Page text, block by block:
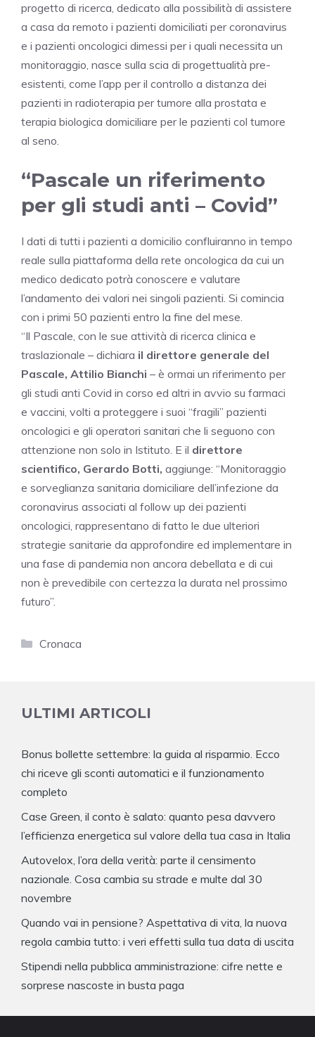
progetto di ricerca, dedicato alla possibilità di assistere
a casa da remoto i pazienti domiciliati per coronavirus
e i pazienti oncologici dimessi per i quali necessita un
monitoraggio, nasce sulla scia di progettualità pre-
esistenti, come l’app per il controllo a distanza dei
pazienti in radioterapia per tumore alla prostata e
terapia biologica domiciliare per le pazienti col tumore
al seno.
“Pascale un riferimento
per gli studi anti – Covid”
I dati di tutti i pazienti a domicilio confluiranno in tempo
reale sulla piattaforma della rete oncologica da cui un
medico dedicato potrà conoscere e valutare
l’andamento dei valori nei singoli pazienti. Si comincia
con i primi 50 pazienti entro la fine del mese.
“Il Pascale, con le sue attività di ricerca clinica e
traslazionale – dichiara il direttore generale del
Pascale, Attilio Bianchi – è ormai un riferimento per
gli studi anti Covid in corso ed altri in avvio su farmaci
e vaccini, volti a proteggere i suoi “fragili” pazienti
oncologici e gli operatori sanitari che li seguono con
attenzione non solo in Istituto. E il direttore
scientifico, Gerardo Botti, aggiunge: “Monitoraggio
e sorveglianza sanitaria domiciliare dell’infezione da
coronavirus associati al follow up dei pazienti
oncologici, rappresentano di fatto le due ulteriori
strategie sanitarie da approfondire ed implementare in
una fase di pandemia non ancora debellata e di cui
non è prevedibile con certezza la durata nel prossimo
futuro”.
Categorie
Cronaca
ULTIMI ARTICOLI
Bonus bollette settembre: la guida al risparmio. Ecco
chi riceve gli sconti automatici e il funzionamento
completo
Case Green, il conto è salato: quanto pesa davvero
l’efficienza energetica sul valore della tua casa in Italia
Autovelox, l’ora della verità: parte il censimento
nazionale. Cosa cambia su strade e multe dal 30
novembre
Quando vai in pensione? Aspettativa di vita, la nuova
regola cambia tutto: i veri effetti sulla tua data di uscita
Stipendi nella pubblica amministrazione: cifre nette e
sorprese nascoste in busta paga